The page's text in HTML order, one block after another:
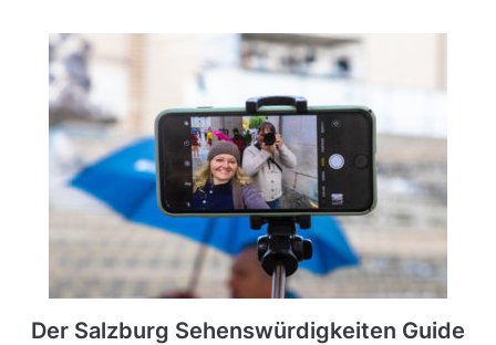
Der Salzburg Sehenswürdigkeiten Guide